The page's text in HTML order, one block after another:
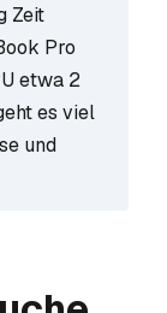
Zeit
Pro
etwa 2
es viel
und